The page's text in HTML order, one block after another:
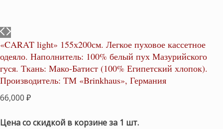
«CARAT light» 155х200см. Легкое пуховое кассетное
одеяло. Наполнитель: 100% белый пух Мазурийского
гуся. Ткань: Мако-Батист (100% Египетский хлопок).
Производитель: ТМ «Brinkhaus», Германия
66,000 ₽
Цена со скидкой в корзине за 1 шт.